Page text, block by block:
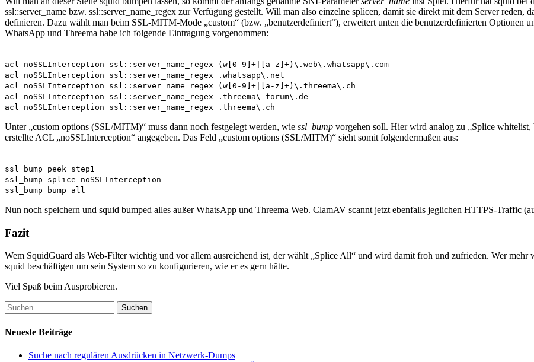
ssl::server_name bzw. ssl::server_name_regex zur Verfügung gestellt. Will man also einzelne splicen, damit sie direkt mit dem Server reden,
definieren. Dazu wählt man beim SSL-MITM-Mode „custom“ (bzw. „benutzerdefiniert“), erweitert unten die benutzerdefinierten Optionen
WhatsApp und Threema habe ich folgende Eintragung vorgenommen:
acl noSSLInterception ssl::server_name_regex (w[0-9]+|[a-z]+)\.web\.whatsapp\.com
acl noSSLInterception ssl::server_name_regex .whatsapp\.net
acl noSSLInterception ssl::server_name_regex (w[0-9]+|[a-z]+)\.threema\.ch
acl noSSLInterception ssl::server_name_regex .threema\-forum\.de
acl noSSLInterception ssl::server_name_regex .threema\.ch
Unter „custom options (SSL/MITM)“ muss dann noch festgelegt werden, wie ssl_bump vorgehen soll. Hier wird analog zu „Splice
erstellte ACL „noSSLInterception“ angegeben. Das Feld „custom options (SSL/MITM)“ sieht somit folgendermaßen aus:
ssl_bump peek step1
ssl_bump splice noSSLInterception
ssl_bump bump all
Nun noch speichern und squid bumped alles außer WhatsApp und Threema Web. ClamAV scannt jetzt ebenfalls jeglichen HTTPS-Traffic
Fazit
Wem SquidGuard als Web-Filter wichtig und vor allem ausreichend ist, der wählt „Splice All“ und wird damit froh und zufrieden. Wer
squid beschäftigen um sein System so zu konfigurieren, wie er es gern hätte.
Viel Spaß beim Ausprobieren.
Suchen
nach:
Neueste Beiträge
Suche nach regulären Ausdrücken in Netzwerk-Dumps